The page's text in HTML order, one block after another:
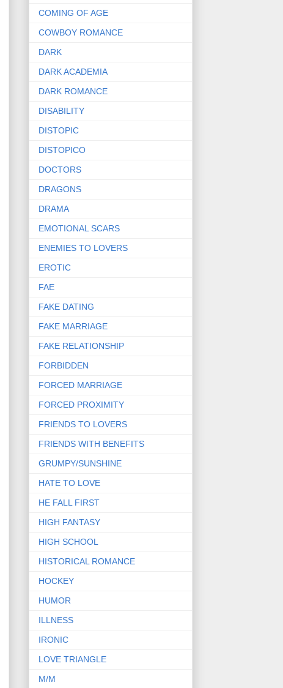
COMING OF AGE
COWBOY ROMANCE
DARK
DARK ACADEMIA
DARK ROMANCE
DISABILITY
DISTOPIC
DISTOPICO
DOCTORS
DRAGONS
DRAMA
EMOTIONAL SCARS
ENEMIES TO LOVERS
EROTIC
FAE
FAKE DATING
FAKE MARRIAGE
FAKE RELATIONSHIP
FORBIDDEN
FORCED MARRIAGE
FORCED PROXIMITY
FRIENDS TO LOVERS
FRIENDS WITH BENEFITS
GRUMPY/SUNSHINE
HATE TO LOVE
HE FALL FIRST
HIGH FANTASY
HIGH SCHOOL
HISTORICAL ROMANCE
HOCKEY
HUMOR
ILLNESS
IRONIC
LOVE TRIANGLE
M/M